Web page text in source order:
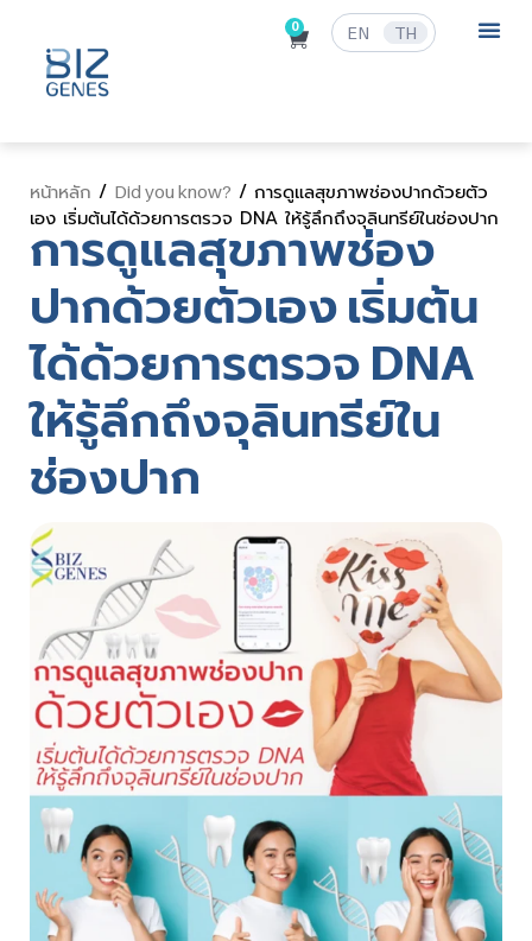
0 EN TH
หน้าหลัก / Did you know? / การดูแลสุขภาพช่องปากด้วยตัว
เอง เริ่มต้นได้ด้วยการตรวจ DNA ให้รู้ลึกถึงจุลินทรีย์ในช่องปาก
การดูแลสุขภาพช่อง
ปากด้วยตัวเอง เริ่มต้น
ได้ด้วยการตรวจ DNA
ให้รู้ลึกถึงจุลินทรีย์ใน
ช่องปาก